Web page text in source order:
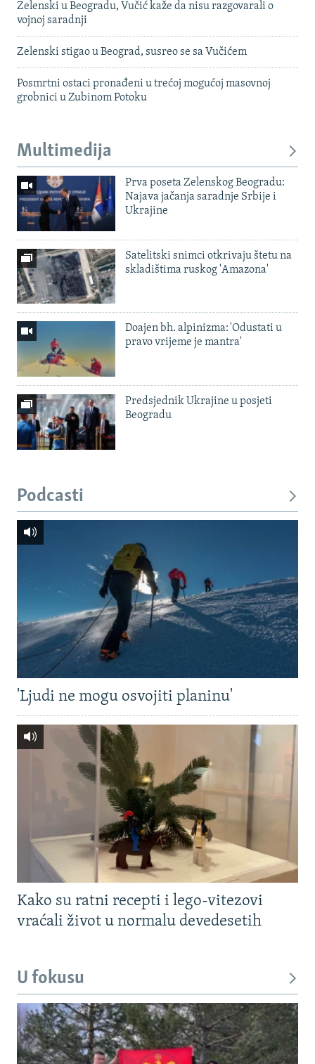
Zelenski u Beogradu, Vučić kaže da nisu razgovarali o
vojnoj saradnji
Zelenski stigao u Beograd, susreo se sa Vučićem
Posmrtni ostaci pronađeni u trećoj mogućoj masovnoj
grobnici u Zubinom Potoku
Multimedija
Prva poseta Zelenskog Beogradu:
Najava jačanja saradnje Srbije i
Ukrajine
Satelitski snimci otkrivaju štetu na
skladištima ruskog 'Amazona'
Doajen bh. alpinizma: 'Odustati u
pravo vrijeme je mantra'
Predsjednik Ukrajine u posjeti
Beogradu
Podcasti
'Ljudi ne mogu osvojiti planinu'
Kako su ratni recepti i lego-vitezovi
vraćali život u normalu devedesetih
U fokusu